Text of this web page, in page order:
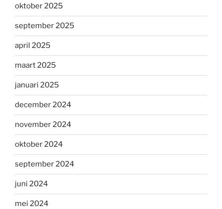
oktober 2025
september 2025
april 2025
maart 2025
januari 2025
december 2024
november 2024
oktober 2024
september 2024
juni 2024
mei 2024